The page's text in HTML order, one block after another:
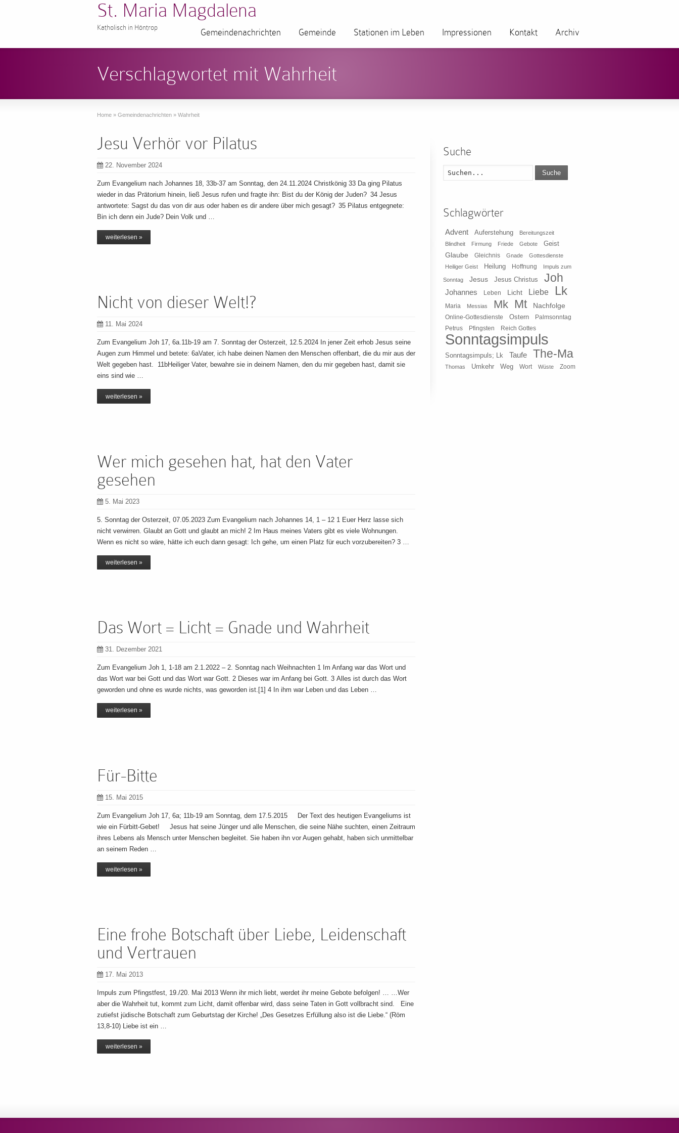
St. Maria Magdalena
Katholisch in Höntrop Gemeindenachrichten Gemeinde Stationen im Leben Impressionen Kontakt Archiv
Verschlagwortet mit Wahrheit
Home » Gemeindenachrichten » Wahrheit
Jesu Verhör vor Pilatus
22. November 2024
Zum Evangelium nach Johannes 18, 33b-37 am Sonntag, den 24.11.2024 Christkönig 33 Da ging Pilatus
wieder in das Prätorium hinein, ließ Jesus rufen und fragte ihn: Bist du der König der Juden? 34 Jesus
antwortete: Sagst du das von dir aus oder haben es dir andere über mich gesagt? 35 Pilatus entgegnete:
Bin ich denn ein Jude? Dein Volk und …
weiterlesen »
Nicht von dieser Welt!?
11. Mai 2024
Zum Evangelium Joh 17, 6a.11b-19 am 7. Sonntag der Osterzeit, 12.5.2024 In jener Zeit erhob Jesus seine
Augen zum Himmel und betete: 6aVater, ich habe deinen Namen den Menschen offenbart, die du mir aus der
Welt gegeben hast. 11bHeiliger Vater, bewahre sie in deinem Namen, den du mir gegeben hast, damit sie
eins sind wie …
weiterlesen »
Wer mich gesehen hat, hat den Vater
gesehen
5. Mai 2023
5. Sonntag der Osterzeit, 07.05.2023 Zum Evangelium nach Johannes 14, 1 – 12 1 Euer Herz lasse sich
nicht verwirren. Glaubt an Gott und glaubt an mich! 2 Im Haus meines Vaters gibt es viele Wohnungen.
Wenn es nicht so wäre, hätte ich euch dann gesagt: Ich gehe, um einen Platz für euch vorzubereiten? 3 …
weiterlesen »
Das Wort = Licht = Gnade und Wahrheit
31. Dezember 2021
Zum Evangelium Joh 1, 1-18 am 2.1.2022 – 2. Sonntag nach Weihnachten 1 Im Anfang war das Wort und
das Wort war bei Gott und das Wort war Gott. 2 Dieses war im Anfang bei Gott. 3 Alles ist durch das Wort
geworden und ohne es wurde nichts, was geworden ist.[1] 4 In ihm war Leben und das Leben …
weiterlesen »
Für-Bitte
15. Mai 2015
Zum Evangelium Joh 17, 6a; 11b-19 am Sonntag, dem 17.5.2015 Der Text des heutigen Evangeliums ist
wie ein Fürbitt-Gebet! Jesus hat seine Jünger und alle Menschen, die seine Nähe suchten, einen Zeitraum
ihres Lebens als Mensch unter Menschen begleitet. Sie haben ihn vor Augen gehabt, haben sich unmittelbar
an seinem Reden …
weiterlesen »
Eine frohe Botschaft über Liebe, Leidenschaft
und Vertrauen
17. Mai 2013
Impuls zum Pfingstfest, 19./20. Mai 2013 Wenn ihr mich liebt, werdet ihr meine Gebote befolgen! … …Wer
aber die Wahrheit tut, kommt zum Licht, damit offenbar wird, dass seine Taten in Gott vollbracht sind. Eine
zutiefst jüdische Botschaft zum Geburtstag der Kirche! „Des Gesetzes Erfüllung also ist die Liebe.“ (Röm
13,8-10) Liebe ist ein …
weiterlesen »
Suche
Suche
Schlagwörter
Advent Auferstehung
Bereitungszeit
Blindheit
Firmung Friede Gebote Geist
Glaube Gleichnis Gnade
Gottesdienste
Heiliger Geist
Heilung Hoffnung Impuls zum
Sonntag Jesus Jesus Christus Joh
Johannes Leben Licht Liebe Lk
Maria Messias Mk Mt Nachfolge
Online-Gottesdienste Ostern
Palmsonntag
Petrus
Pfingsten Reich Gottes
Sonntagsimpuls
Sonntagsimpuls; Lk Taufe The-Ma
Thomas Umkehr Weg Wort Wüste Zoom